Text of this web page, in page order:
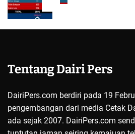
Tentang Dairi Pers
DairiPers.com berdiri pada 19
pengembangan dari media Cetak
ada sejak 2007. DairiPers.com